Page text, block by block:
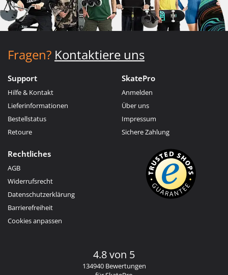
Fragen? Kontaktiere uns
Support
Hilfe & Kontakt
Lieferinformationen
Bestellstatus
Retoure
SkatePro
Anmelden
Über uns
Impressum
Sichere Zahlung
Rechtliches
AGB
Widerrufsrecht
Datenschutzerklärung
Barrierefreiheit
Cookies anpassen
4.8 von 5
134940 Bewertungen